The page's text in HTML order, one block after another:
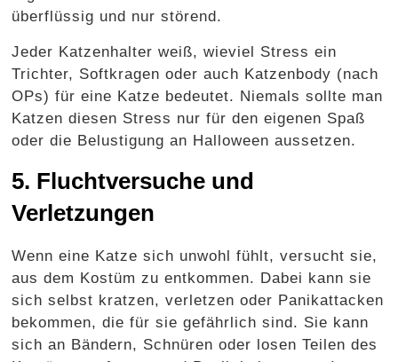
überflüssig und nur störend.
Jeder Katzenhalter weiß, wieviel Stress ein
Trichter, Softkragen oder auch Katzenbody (nach
OPs) für eine Katze bedeutet. Niemals sollte man
Katzen diesen Stress nur für den eigenen Spaß
oder die Belustigung an Halloween aussetzen.
5. Fluchtversuche und
Verletzungen
Wenn eine Katze sich unwohl fühlt, versucht sie,
aus dem Kostüm zu entkommen. Dabei kann sie
sich selbst kratzen, verletzen oder Panikattacken
bekommen, die für sie gefährlich sind. Sie kann
sich an Bändern, Schnüren oder losen Teilen des